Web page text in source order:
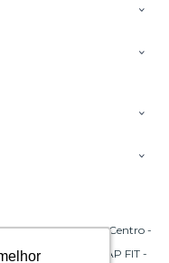
Sala 206 Torre A - Centro -
reservados - CPAP FIT -